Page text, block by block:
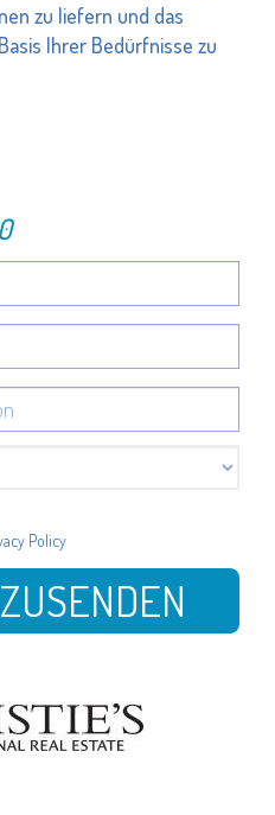
zu liefern und das
Ihrer Bedürfnisse zu
Policy